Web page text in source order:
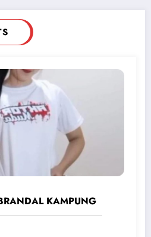
KAMPUNG